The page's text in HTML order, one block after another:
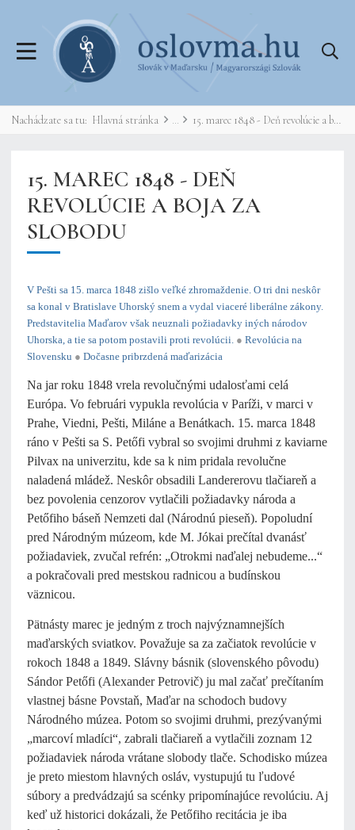
Nachádzate sa tu: Hlavná stránka 15. marec 1848 - Deň revolúcie a boja za slobodu
15. MAREC 1848 - DEŇ
REVOLÚCIE A BOJA ZA
SLOBODU
V Pešti sa 15. marca 1848 zišlo veľké zhromaždenie. O tri dni neskôr
sa konal v Bratislave Uhorský snem a vydal viaceré liberálne zákony.
Predstavitelia Maďarov však neuznali požiadavky iných národov
Uhorska, a tie sa potom postavili proti revolúcii. ● Revolúcia na
Slovensku ● Dočasne pribrzdená maďarizácia
Na jar roku 1848 vrela revolučnými udalosťami celá
Európa. Vo februári vypukla revolúcia v Paríži, v marci v
Prahe, Viedni, Pešti, Miláne a Benátkach. 15. marca 1848
ráno v Pešti sa S. Petőfi vybral so svojimi druhmi z kaviarne
Pilvax na univerzitu, kde sa k nim pridala revolučne
naladená mládež. Neskôr obsadili Landererovu tlačiareň a
bez povolenia cenzorov vytlačili požiadavky národa a
Petőfiho báseň Nemzeti dal (Národnú pieseň). Popoludní
pred Národným múzeom, kde M. Jókai prečítal dvanásť
požiadaviek, zvučal refrén: „Otrokmi naďalej nebudeme...“
a pokračovali pred mestskou radnicou a budínskou
väznicou.
Pätnásty marec je jedným z troch najvýznamnejších
maďarských sviatkov. Považuje sa za začiatok revolúcie v
rokoch 1848 a 1849. Slávny básnik (slovenského pôvodu)
Sándor Petőfi (Alexander Petrovič) ju mal začať prečítaním
vlastnej básne Povstaň, Maďar na schodoch budovy
Národného múzea. Potom so svojimi druhmi, prezývanými
„marcoví mladíci“, zabrali tlačiareň a vytlačili zoznam 12
požiadaviek národa vrátane slobody tlače. Schodisko múzea
je preto miestom hlavných osláv, vystupujú tu ľudové
súbory a predvádzajú sa scénky pripomínajúce revolúciu. Aj
keď už historici dokázali, že Petőfiho recitácia je iba